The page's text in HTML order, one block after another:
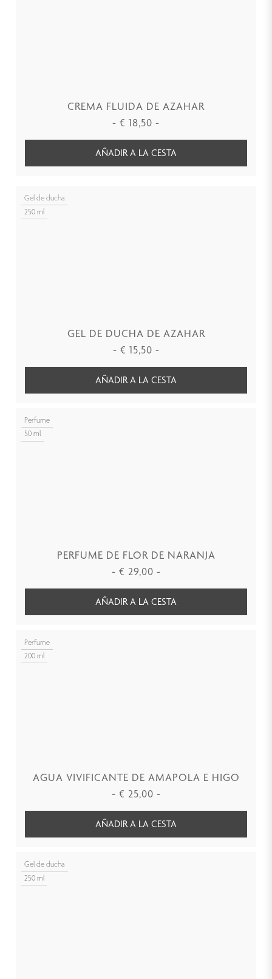
CREMA FLUIDA DE AZAHAR
- € 18,50 -
AÑADIR A LA CESTA
Gel de ducha
250 ml
GEL DE DUCHA DE AZAHAR
- € 15,50 -
AÑADIR A LA CESTA
Perfume
50 ml
PERFUME DE FLOR DE NARANJA
- € 29,00 -
AÑADIR A LA CESTA
Perfume
200 ml
AGUA VIVIFICANTE DE AMAPOLA E HIGO
- € 25,00 -
AÑADIR A LA CESTA
Gel de ducha
250 ml